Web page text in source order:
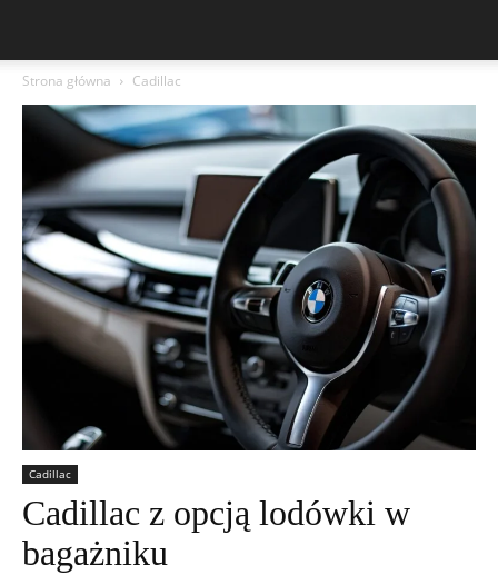
Strona główna Cadillac
Cadillac
Cadillac z opcją lodówki w
bagażniku